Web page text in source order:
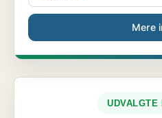
Mere
UDVALGTE